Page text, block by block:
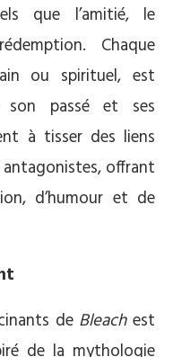
que l’amitié, le
Chaque
ou spirituel, est
son passé et ses
à tisser des liens
offrant
d’humour et de
de Bleachest
de la mythologie